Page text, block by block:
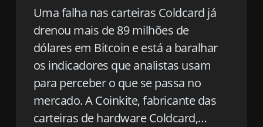
Uma falha nas carteiras Coldcard já
drenou mais de 89 milhões de
dólares em Bitcoin e está a baralhar
os indicadores que analistas usam
para perceber o que se passa no
mercado. A Coinkite, fabricante das
carteiras de hardware Coldcard,…